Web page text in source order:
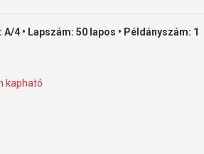
4 • Lapszám: 50 lapos • Példányszám: 1
kapható